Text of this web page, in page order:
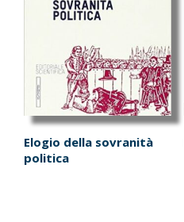
Elogio della sovranità
politica